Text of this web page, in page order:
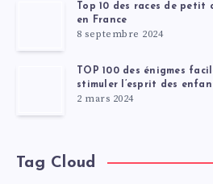
Top 10 des races de
en France
8 septembre 2024
TOP 100 des énigmes
stimuler l’esprit des
2 mars 2024
Tag Cloud